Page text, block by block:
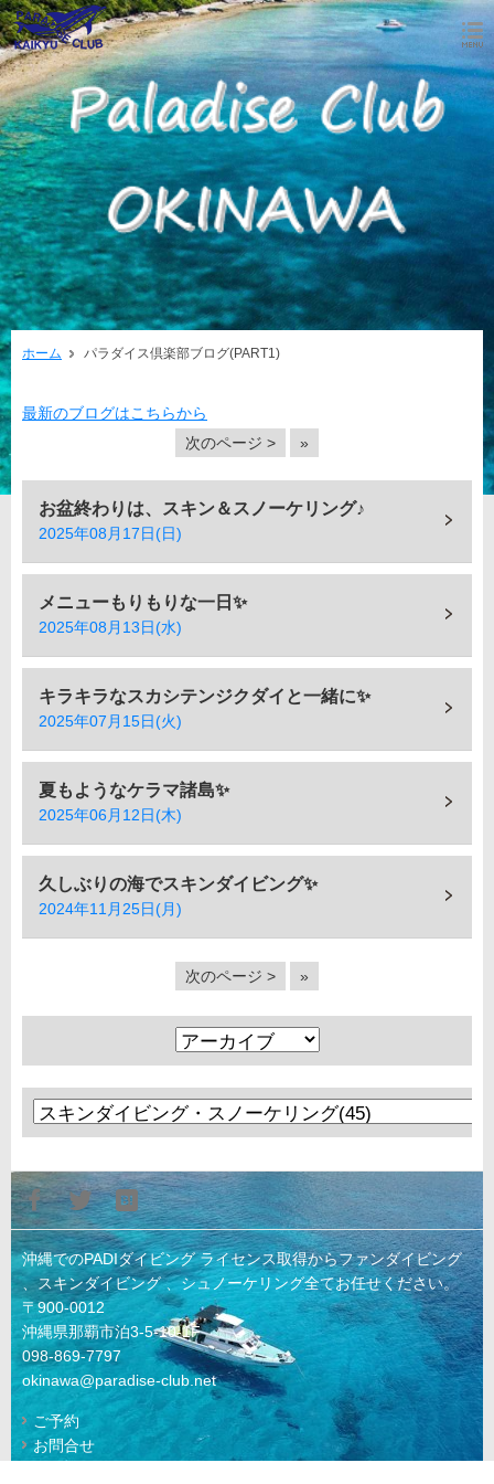
ホーム パラダイス倶楽部ブログ(PART1)
最新のブログはこちらから
次のページ >
»
お盆終わりは、スキン＆スノーケリング♪
2025年08月17日(日)
メニューもりもりな一日✨
2025年08月13日(水)
キラキラなスカシテンジクダイと一緒に✨
2025年07月15日(火)
夏もようなケラマ諸島✨
2025年06月12日(木)
久しぶりの海でスキンダイビング✨
2024年11月25日(月)
次のページ > »
沖縄でのPADIダイビング ライセンス取得からファンダイビング
、スキンダイビング 、シュノーケリング全てお任せください。
〒900-0012
沖縄県那覇市泊3-5-10-1F
098-869-7797
okinawa@paradise-club.net
ご予約
お問合せ